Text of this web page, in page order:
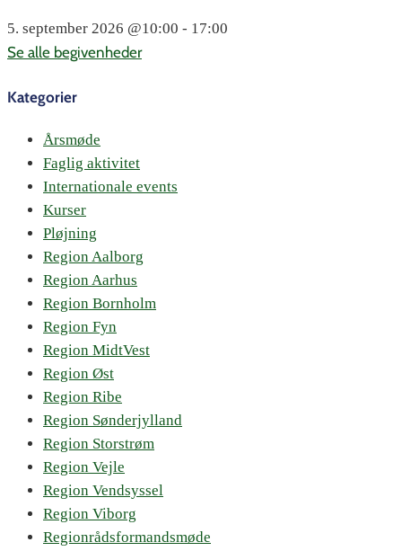
5. september 2026 @10:00 - 17:00
Se alle begivenheder
Kategorier
Årsmøde
Faglig aktivitet
Internationale events
Kurser
Pløjning
Region Aalborg
Region Aarhus
Region Bornholm
Region Fyn
Region MidtVest
Region Øst
Region Ribe
Region Sønderjylland
Region Storstrøm
Region Vejle
Region Vendsyssel
Region Viborg
Regionrådsformandsmøde